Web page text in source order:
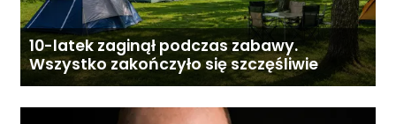
10-latek zaginął podczas zabawy.
Wszystko zakończyło się szczęśliwie